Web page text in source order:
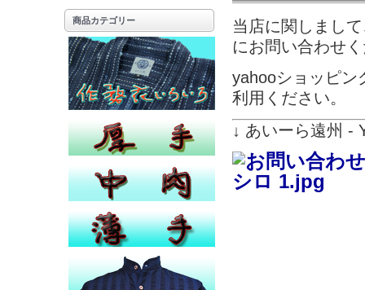
当店に関しまし
にお問い合わせ
yahooショッピン
利用ください。
↓ あいーら遠州 -
商品カテゴリー